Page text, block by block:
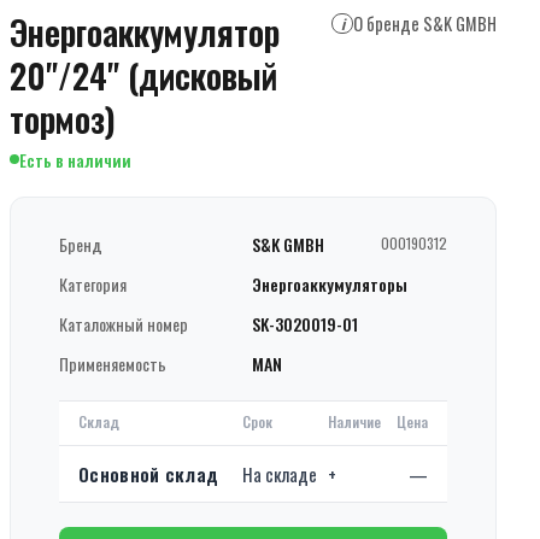
Энергоаккумулятор
20"/24" (дисковый
тормоз)
i О бренде S&K GMBH
Есть в наличии
Бренд S&K GMBH 000190312
Категория
Энергоаккумуляторы
Каталожный номер
SK-3020019-01
Применяемость
MAN
Склад Срок Наличие Цена
Основной склад На складе + —